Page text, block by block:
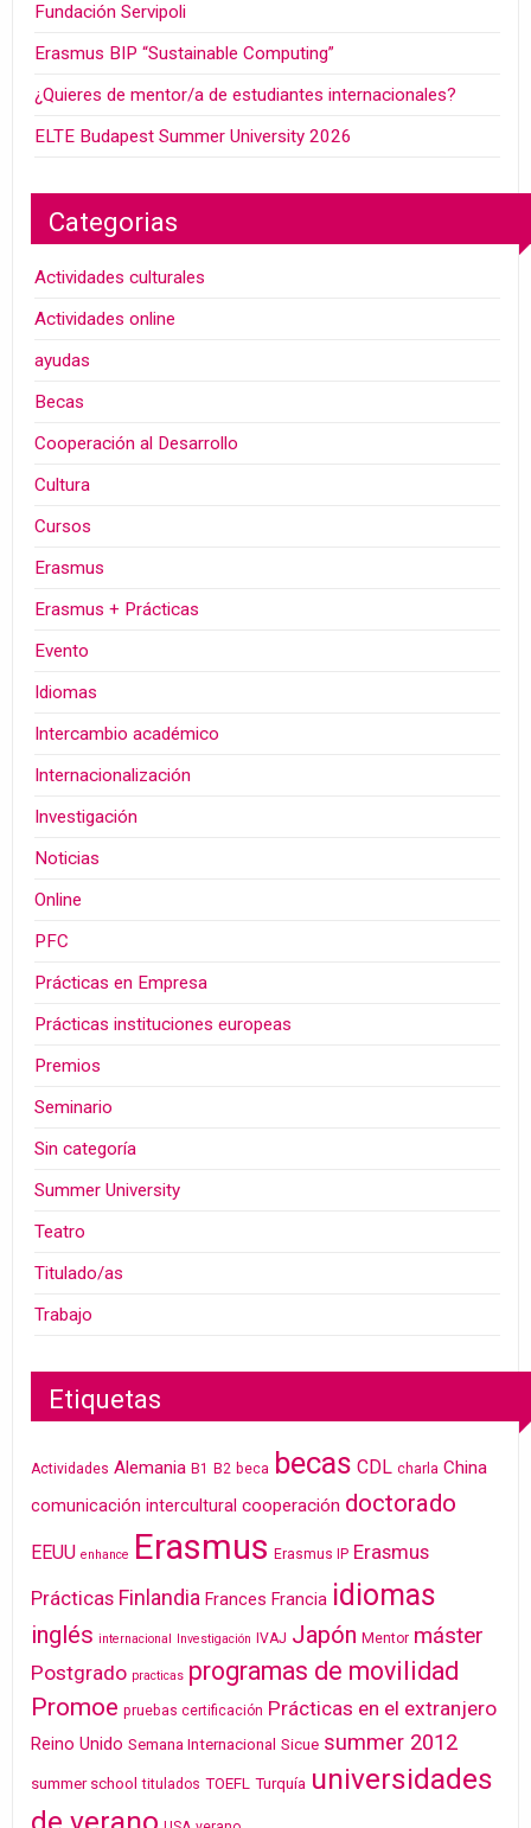
Fundación Servipoli
Erasmus BIP “Sustainable Computing”
¿Quieres de mentor/a de estudiantes internacionales?
ELTE Budapest Summer University 2026
Categorias
Actividades culturales
Actividades online
ayudas
Becas
Cooperación al Desarrollo
Cultura
Cursos
Erasmus
Erasmus + Prácticas
Evento
Idiomas
Intercambio académico
Internacionalización
Investigación
Noticias
Online
PFC
Prácticas en Empresa
Prácticas instituciones europeas
Premios
Seminario
Sin categoría
Summer University
Teatro
Titulado/as
Trabajo
Etiquetas
Actividades Alemania B1 B2 beca becas CDL charla China
comunicación intercultural cooperación doctorado
EEUU enhance Erasmus Erasmus IP Erasmus
Prácticas Finlandia Frances Francia idiomas
inglés internacional Investigación IVAJ Japón Mentor máster
Postgrado practicas programas de movilidad
Promoe pruebas certificación Prácticas en el extranjero
Reino Unido Semana Internacional Sicue summer 2012
summer school titulados TOEFL Turquía universidades